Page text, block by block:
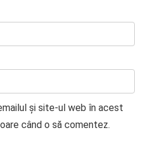
și site-ul web în acest
când o să comentez.